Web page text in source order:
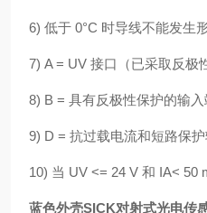
6) 低于 0°C 时导线不能发生
7) A = UV 接口（已采取反极
8) B = 具有反极性保护的输
9) D = 抗过载电流和短路保
10) 当 UV <= 24 V 和 IA< 50
蓝色外壳SICK对射式光电传